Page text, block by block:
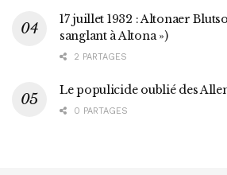
17 juillet 1932 : Altonaer
sanglant à Altona »)
2 PARTAGES
Le populicide oublié des
0 PARTAGES